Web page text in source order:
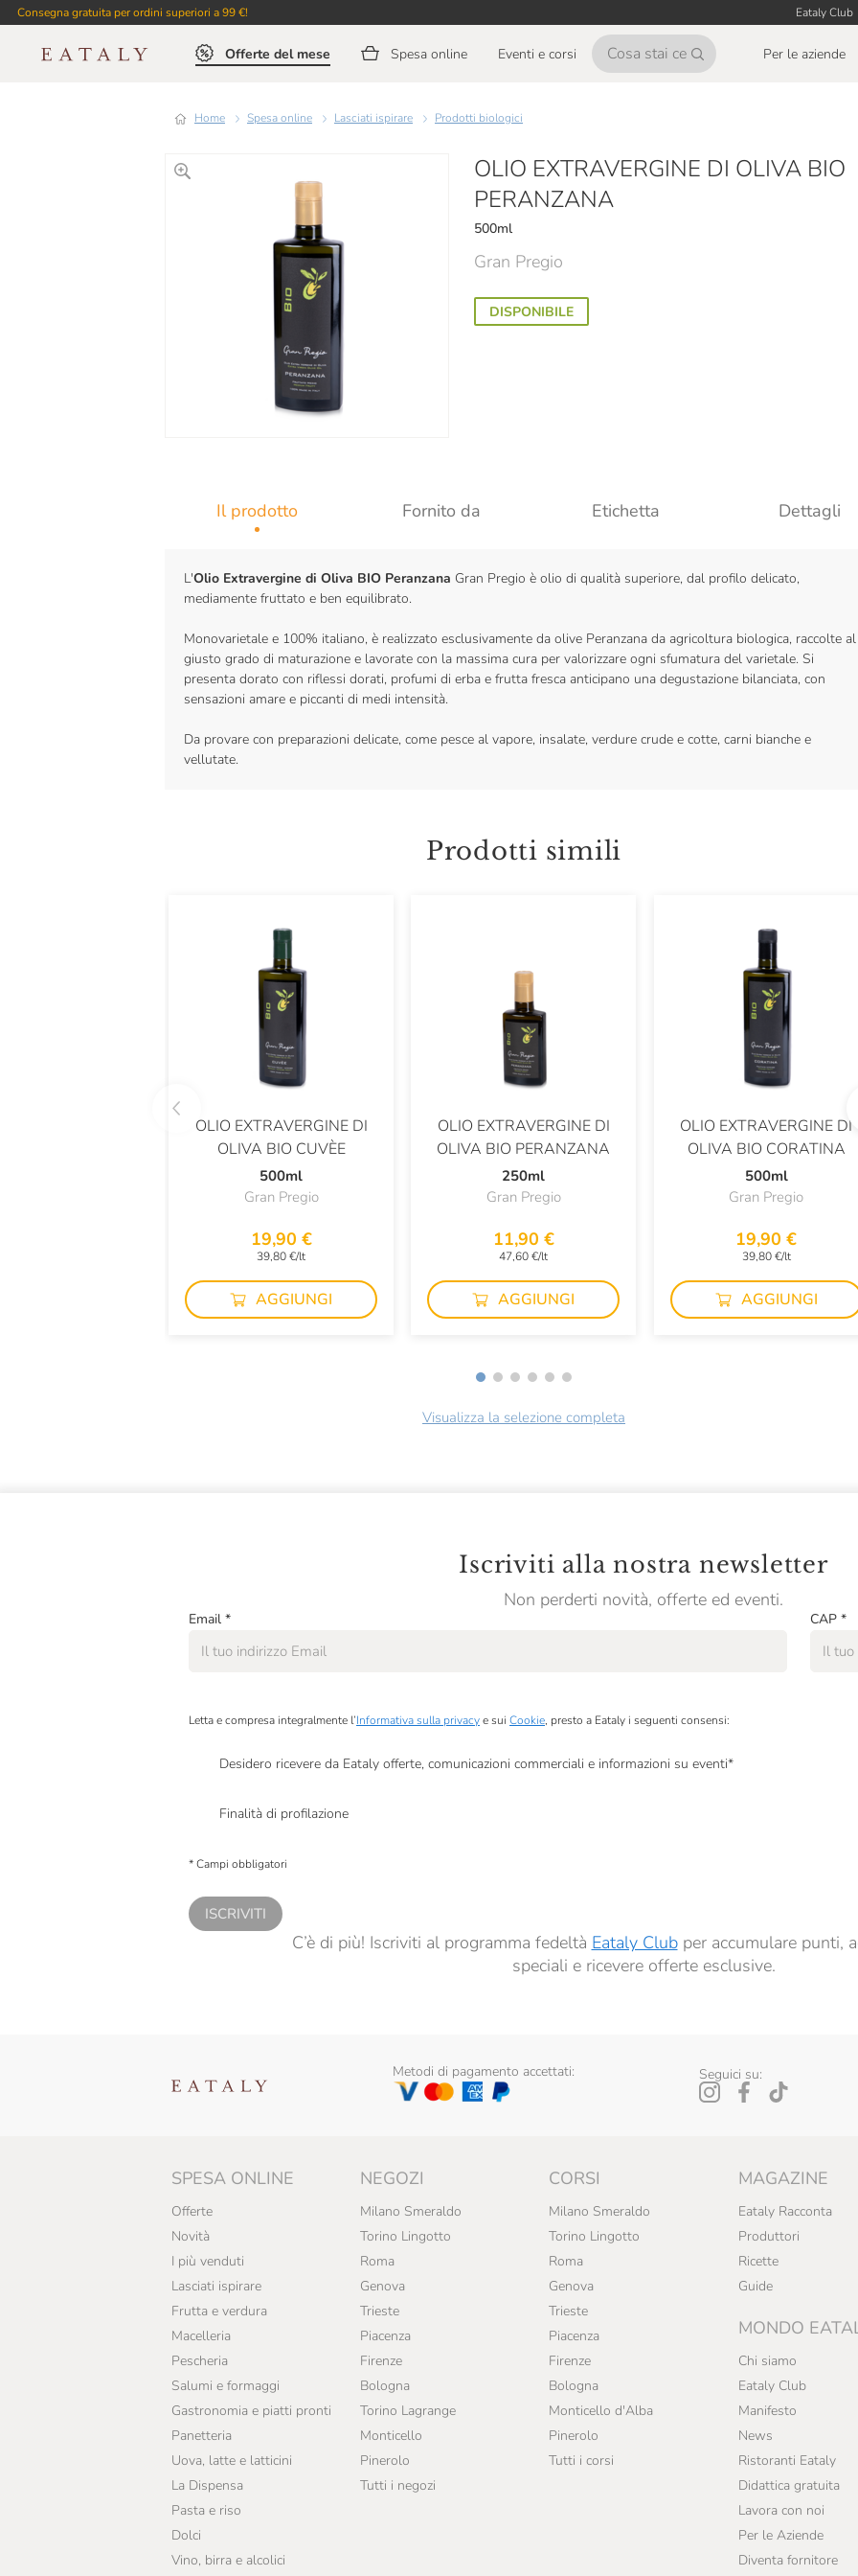
Consegna gratuita per ordini superiori a 99 €! Eataly Club
Offerte del mese Spesa online Eventi e corsi Per le aziende
Home Spesa online Lasciati ispirare Prodotti biologici
OLIO EXTRAVERGINE DI OLIVA BIO
PERANZANA
500ml
Gran Pregio
DISPONIBILE
Il prodotto Fornito da Etichetta Dettagli
L'Olio Extravergine di Oliva BIO Peranzana Gran Pregio è olio di qualità superiore, dal profilo delicato,
mediamente fruttato e ben equilibrato.
Monovarietale e 100% italiano, è realizzato esclusivamente da olive Peranzana da agricoltura biologica, raccolte al
giusto grado di maturazione e lavorate con la massima cura per valorizzare ogni sfumatura del varietale. Si
presenta dorato con riflessi dorati, profumi di erba e frutta fresca anticipano una degustazione bilanciata, con
sensazioni amare e piccanti di medi intensità.
Da provare con preparazioni delicate, come pesce al vapore, insalate, verdure crude e cotte, carni bianche e
vellutate.
Prodotti simili
OLIO EXTRAVERGINE DI
OLIVA BIO CUVÈE
500ml
Gran Pregio
19,90 €
39,80 €/lt
AGGIUNGI
OLIO EXTRAVERGINE DI
OLIVA BIO PERANZANA
250ml
Gran Pregio
11,90 €
47,60 €/lt
AGGIUNGI
OLIO EXTRAVERGINE DI
OLIVA BIO CORATINA
500ml
Gran Pregio
19,90 €
39,80 €/lt
AGGIUNGI
Visualizza la selezione completa
Iscriviti alla nostra newsletter
Non perderti novità, offerte ed eventi.
Email * CAP *
Letta e compresa integralmente l’Informativa sulla privacye sui Cookie, presto a Eataly i seguenti consensi:
Desidero ricevere da Eataly offerte, comunicazioni commerciali e informazioni su eventi*
Finalità di profilazione
* Campi obbligatori
ISCRIVITI
C’è di più! Iscriviti al programma fedeltà Eataly Clubper accumulare punti,
speciali e ricevere offerte esclusive.
Metodi di pagamento accettati: Seguici su:
SPESA ONLINE
Offerte
Novità
I più venduti
Lasciati ispirare
Frutta e verdura
Macelleria
Pescheria
Salumi e formaggi
Gastronomia e piatti pronti
Panetteria
Uova, latte e latticini
La Dispensa
Pasta e riso
Dolci
Vino, birra e alcolici
NEGOZI
Milano Smeraldo
Torino Lingotto
Roma
Genova
Trieste
Piacenza
Firenze
Bologna
Torino Lagrange
Monticello
Pinerolo
Tutti i negozi
CORSI
Milano Smeraldo
Torino Lingotto
Roma
Genova
Trieste
Piacenza
Firenze
Bologna
Monticello d'Alba
Pinerolo
Tutti i corsi
MAGAZINE
Eataly Racconta
Produttori
Ricette
Guide
MONDO
Chi siamo
Eataly Club
Manifesto
News
Ristoranti Eataly
Didattica gratuita
Lavora con noi
Per le Aziende
Diventa fornitore